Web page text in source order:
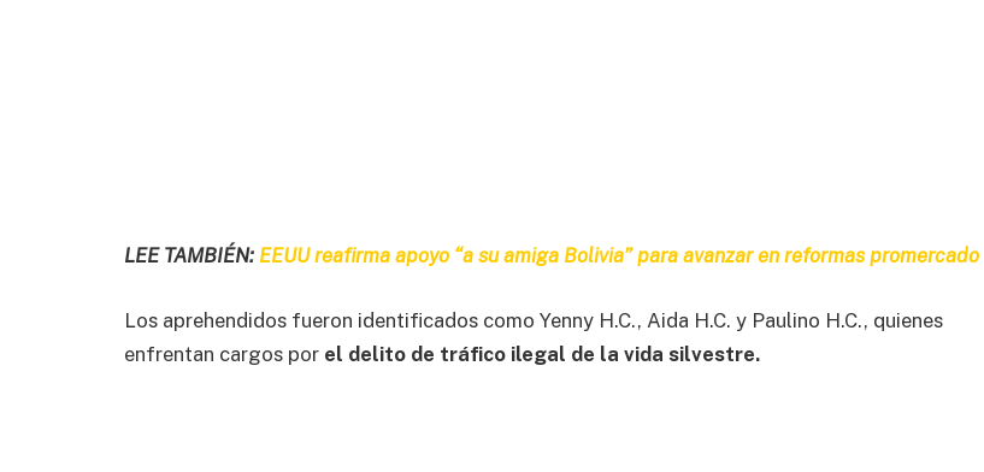
LEE TAMBIÉN: EEUU reafirma apoyo “a su amiga Bolivia” para avanzar en reformas promercado
Los aprehendidos fueron identificados como Yenny H.C., Aida H.C. y Paulino H.C., quienes
enfrentan cargos por el delito de tráfico ilegal de la vida silvestre.